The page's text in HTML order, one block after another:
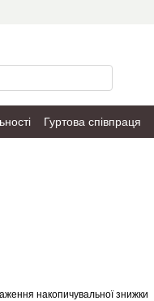
Гуртова співпраця
накопичувальної знижки